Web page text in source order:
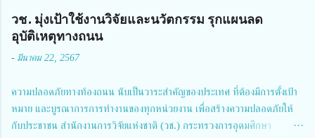
วช. มุ่งเป้าใช้งานวิจัยและนวัตกรรม รุกแผนลด
อุบัติเหตุทางถนน
- มีนาคม 22, 2567
ความปลอดภัยทางท้องถนน นับเป็นวาระสำคัญของประเทศ ที่ต้องมีการตั้งเป้า
หมาย และบูรณาการการทำงานของทุกหน่วยงาน เพื่อสร้างความปลอดภัยให้
กับประชาชน สำนักงานการวิจัยแห่งชาติ (วช.) กระทรวงการอุดมศึกษา